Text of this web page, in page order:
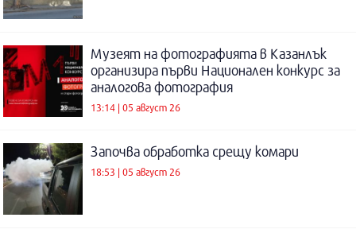
Музеят на фотографията в Казанлък
организира първи Национален конкурс за
аналогова фотография
13:14 | 05 август 26
Започва обработка срещу комари
18:53 | 05 август 26